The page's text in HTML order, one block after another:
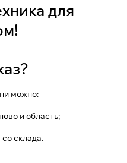
для
можно:
и область;
склада.